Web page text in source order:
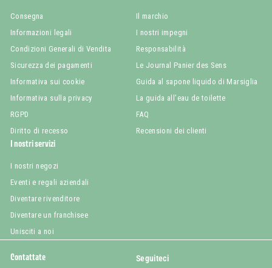
Consegna
Informazioni legali
Condizioni Generali di Vendita
Sicurezza dei pagamenti
Informativa sui cookie
Informativa sulla privacy
RGPD
Diritto di recesso
Il marchio
I nostri impegni
Responsabilità
Le Journal Panier des Sens
Guida al sapone liquido di Marsiglia
La guida all'eau de toilette
FAQ
Recensioni dei clienti
I nostri servizi
I nostri negozi
Eventi e regali aziendali
Diventare rivenditore
Diventare un franchisee
Unisciti a noi
Contattate Seguiteci